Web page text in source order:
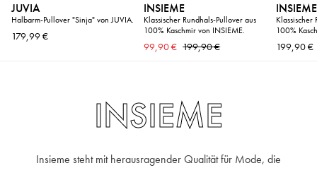
JUVIA
Halbarm-Pullover "Sinja" von JUVIA.
179,99 €
INSIEME
Klassischer Rundhals-Pullover aus
100% Kaschmir von INSIEME.
99,90 € 199,90 €
INSIEME
Klassischer
100%
199,90 €
INSIEME
Insieme steht mit herausragender Qualität für Mode, die